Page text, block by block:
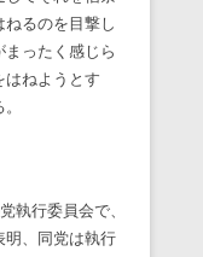
るのを目撃し
ったく感じら
はねようとす
執行委員会で、
明、同党は執行